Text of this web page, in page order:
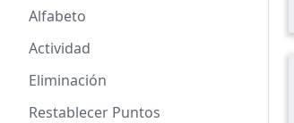
Alfabeto
Actividad
Eliminación
Restablecer Puntos